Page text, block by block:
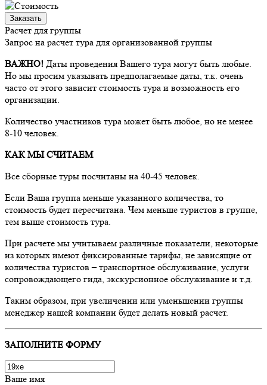
Заказать
Расчет для группы
Запрос на расчет тура для организованной группы
ВАЖНО! Даты проведения Вашего тура могут быть любые.
Но мы просим указывать предполагаемые даты, т.к. очень
часто от этого зависит стоимость тура и возможность его
организации.
Количество участников тура может быть любое, но не менее
8-10 человек.
КАК МЫ СЧИТАЕМ
Все сборные туры посчитаны на 40-45 человек.
Если Ваша группа меньше указанного количества, то
стоимость будет пересчитана. Чем меньше туристов в группе,
тем выше стоимость тура.
При расчете мы учитываем различные показатели, некоторые
из которых имеют фиксированные тарифы, не зависящие от
количества туристов – транспортное обслуживание, услуги
сопровождающего гида, экскурсионное обслуживание и т.д.
Таким образом, при увеличении или уменьшении группы
менеджер нашей компании будет делать новый расчет.
ЗАПОЛНИТЕ ФОРМУ
Ваше имя